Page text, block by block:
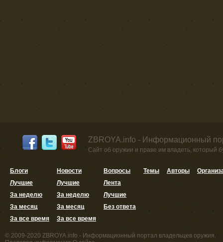
ZBROYA.info - Информационный
Сайт об оружии и праве им владеть, который
Блоги
Лучшие
За неделю
За месяц
За все время
Новости
Лучшие
За неделю
За месяц
За все время
Вопросы
Лента
Лучшие
Без ответа
Темы Авторы
© 2009-2020 ZBROYA.info - Информационный портал владельцев оружия.